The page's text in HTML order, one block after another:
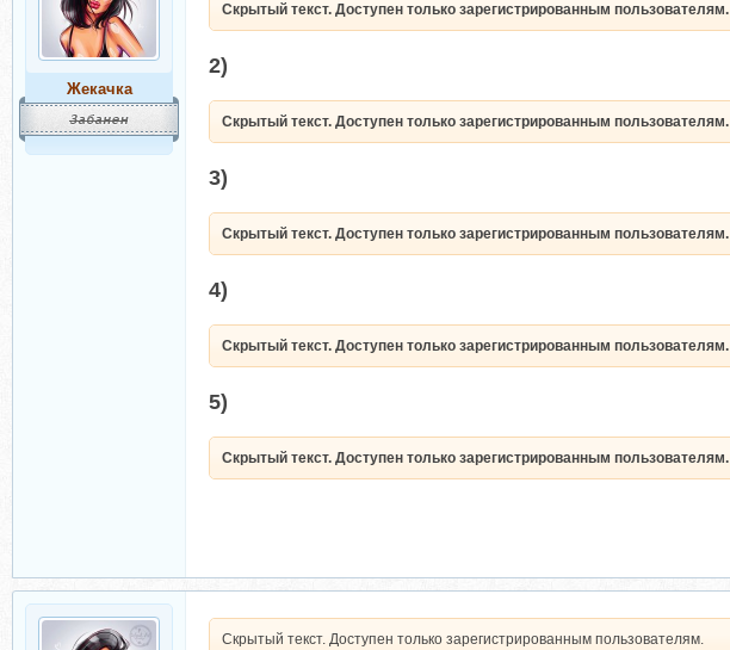
Жекачка
Скрытый текст. Доступен только зарегистрированным пользователям.
2)
Скрытый текст. Доступен только зарегистрированным пользователям.
3)
Скрытый текст. Доступен только зарегистрированным пользователям.
4)
Скрытый текст. Доступен только зарегистрированным пользователям.
5)
Скрытый текст. Доступен только зарегистрированным пользователям.
Скрытый текст. Доступен только зарегистрированным пользователям.